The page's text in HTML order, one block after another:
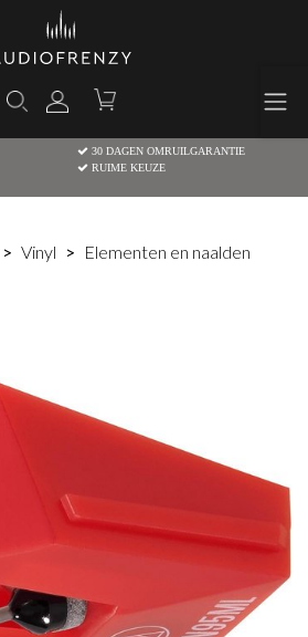
30 DAGEN OMRUILGARANTIE
RUIME KEUZE
Vinyl Elementen en naalden